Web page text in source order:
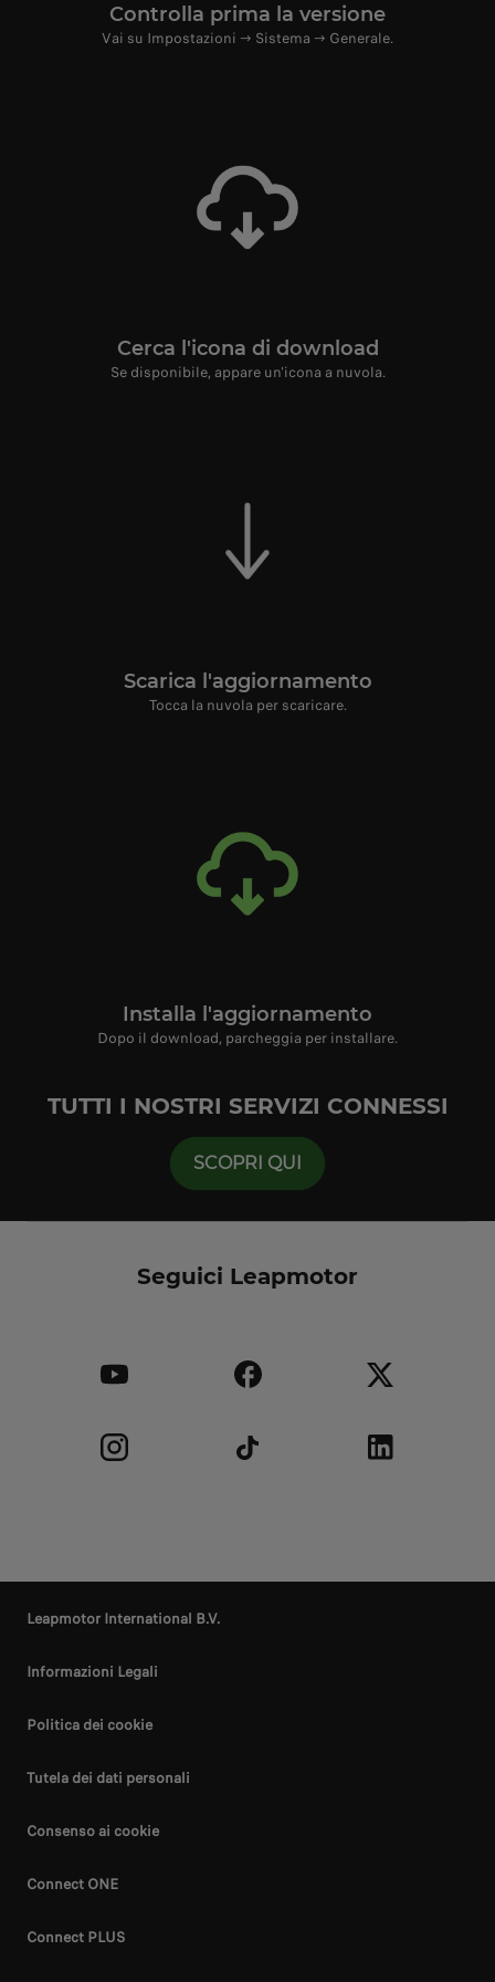
Controlla prima la versione
Vai su Impostazioni → Sistema → Generale.
Cerca l'icona di download
Se disponibile, appare un'icona a nuvola.
Scarica l'aggiornamento
Tocca la nuvola per scaricare.
Installa l'aggiornamento
Dopo il download, parcheggia per installare.
TUTTI I NOSTRI SERVIZI CONNESSI
SCOPRI QUI
Seguici Leapmotor
Leapmotor International B.V.
Informazioni Legali
Politica dei cookie
Tutela dei dati personali
Consenso ai cookie
Connect ONE
Connect PLUS